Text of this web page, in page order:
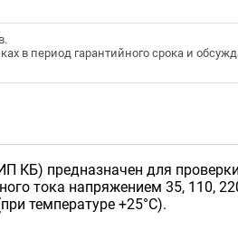
.
в период гарантийного срока и
КБ) предназначен для
тока напряжением 35, 110,
температуре +25°С).